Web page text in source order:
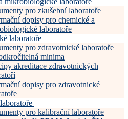
pro zkušební laboratoře
dopisy pro chemické a
laboratoře
laboratoře
pro zdravotnické laboratoře
minima
akreditace zdravotnických
dopisy pro zdravotnické
pro kalibrační laboratoře